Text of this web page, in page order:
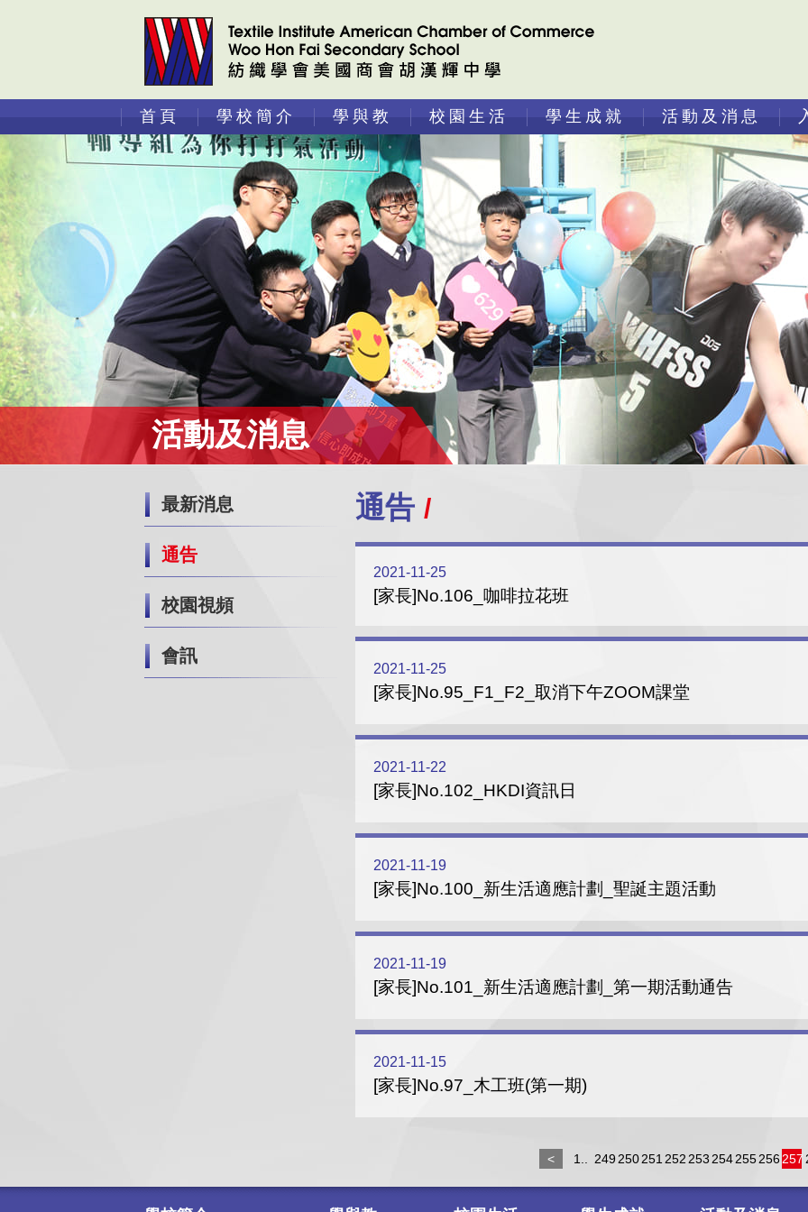
首頁 學校簡介 學與教 校園生活 學生成就 活動及消息
活動及消息
最新消息
通告
校園視頻
會訊
通告
2021-11-25
[家長]No.106_咖啡拉花班
2021-11-25
[家長]No.95_F1_F2_取消下午ZOOM課堂
2021-11-22
[家長]No.102_HKDI資訊日
2021-11-19
[家長]No.100_新生活適應計劃_聖誕主題活動
2021-11-19
[家長]No.101_新生活適應計劃_第一期活動通告
2021-11-15
[家長]No.97_木工班(第一期)
< 1.. 249250251 252 253 254255256 257